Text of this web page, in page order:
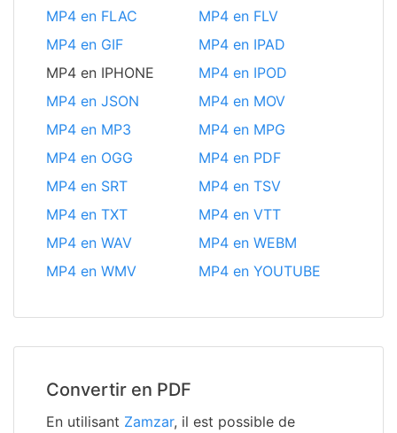
MP4 en FLAC
MP4 en FLV
MP4 en GIF
MP4 en IPAD
MP4 en IPHONE
MP4 en IPOD
MP4 en JSON
MP4 en MOV
MP4 en MP3
MP4 en MPG
MP4 en OGG
MP4 en PDF
MP4 en SRT
MP4 en TSV
MP4 en TXT
MP4 en VTT
MP4 en WAV
MP4 en WEBM
MP4 en WMV
MP4 en YOUTUBE
Convertir en PDF
En utilisant Zamzar, il est possible de